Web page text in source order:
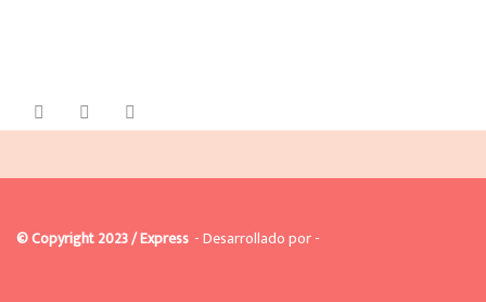
© Copyright 2023 / Express - Desarrollado por -